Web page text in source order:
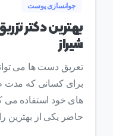
جوانسازی پوست
بهترین دکتر
شیراز
تعریق دست ها می
برای کسانی که مدت
های خود استفاده
حاضر یکی از بهترین